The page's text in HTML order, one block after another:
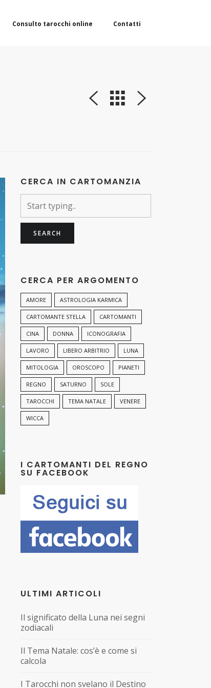
Consulto tarocchi online Contatti
CERCA IN CARTOMANZIA
CERCA PER ARGOMENTO
AMORE ASTROLOGIA KARMICA
CARTOMANTE STELLA CARTOMANTI
CINA DONNA ICONOGRAFIA
LAVORO LIBERO ARBITRIO LUNA
MITOLOGIA OROSCOPO PIANETI
REGNO SATURNO SOLE
TAROCCHI TEMA NATALE VENERE
WICCA
I CARTOMANTI DEL REGNO
SU FACEBOOK
ULTIMI ARTICOLI
Il significato della Luna nei segni
zodiacali
Il Tema Natale: cos’è e come si
calcola
I Tarocchi non svelano il Destino